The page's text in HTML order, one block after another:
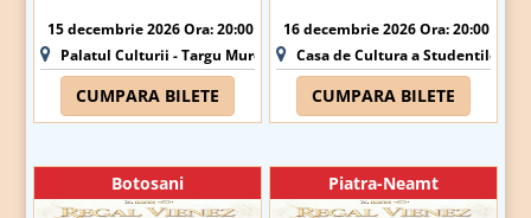
15 decembrie 2026 Ora: 20:00
Palatul Culturii - Targu Mures
CUMPARA BILETE
16 decembrie 2026 Ora: 20:00
Casa de Cultura a Studentilor
CUMPARA BILETE
Botosani Piatra-Neamt